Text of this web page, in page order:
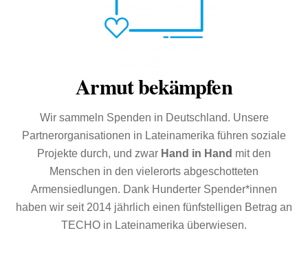
Armut bekämpfen
Wir sammeln Spenden in Deutschland. Unsere
Partnerorganisationen in Lateinamerika führen soziale
Projekte durch, und zwar Hand in Hand mit den
Menschen in den vielerorts abgeschotteten
Armensiedlungen. Dank Hunderter Spender*innen
haben wir seit 2014 jährlich einen fünfstelligen Betrag an
TECHO in Lateinamerika überwiesen.